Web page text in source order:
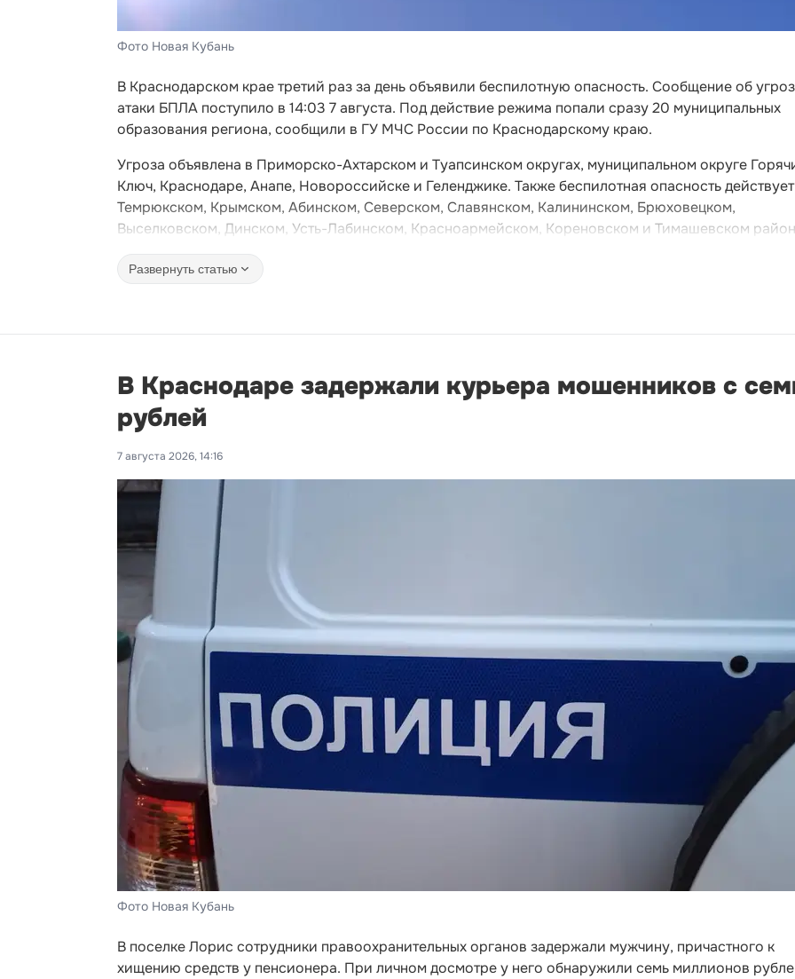
Фото Новая Кубань
В Краснодарском крае третий раз за день объявили беспилотную опасность. Сообщение об
атаки БПЛА поступило в 14:03 7 августа. Под действие режима попали сразу 20 муниципальных
образования региона, сообщили в ГУ МЧС России по Краснодарскому краю.
Угроза объявлена в Приморско-Ахтарском и Туапсинском округах, муниципальном округе
Ключ, Краснодаре, Анапе, Новороссийске и Геленджике. Также беспилотная опасность
Темрюкском, Крымском, Абинском, Северском, Славянском, Калининском, Брюховецком,
Выселковском, Динском, Усть-Лабинском, Красноармейском, Кореновском и Тимашевском
Развернуть статью
В Краснодаре задержали курьера мошенников с
рублей
7 августа 2026, 14:16
Фото Новая Кубань
В поселке Лорис сотрудники правоохранительных органов задержали мужчину, причастного к
хищению средств у пенсионера. При личном досмотре у него обнаружили семь миллионов